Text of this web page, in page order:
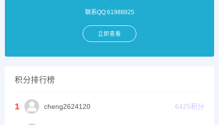
联系QQ:61988825
立即查看
积分排行榜
1 cheng2624120 6425积分